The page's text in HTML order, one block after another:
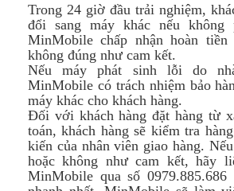
Trong 24 giờ đầu trải nghiệm,
đổi sang máy khác nếu không
MinMobile chấp nhận hoàn tiền
không đúng như cam kết.
Nếu máy phát sinh lỗi do
MinMobile có trách nhiệm bảo
máy khác cho khách hàng.
Đối với khách hàng đặt hàng từ
toán, khách hàng sẽ kiểm tra
kiến của nhân viên giao hàng.
hoặc không như cam kết, hãy
MinMobile qua số